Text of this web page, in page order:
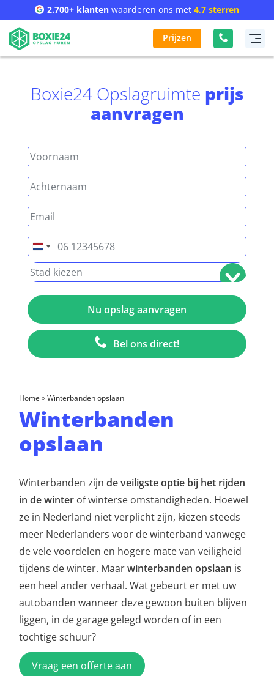
2.700+ klanten waarderen ons met 4,7 sterren
Prijzen
Boxie24 Opslagruimte prijs
aanvragen
Nederland
+31
Bel ons direct!
home » Winterbanden opslaan
Winterbanden
opslaan
Winterbanden zijnde veiligste optie bij het rijden
in de winter of winterse omstandigheden. Hoewel
ze in Nederland niet verplicht zijn, kiezen steeds
meer Nederlanders voor de winterband vanwege
de vele voordelen en hogere mate van veiligheid
tijdens de winter. Maarwinterbanden opslaan is
een heel ander verhaal. Wat gebeurt er met uw
autobanden wanneer deze gewoon buiten blijven
liggen, in de garage gelegd worden of in een
tochtige schuur?
Vraag een offerte aan